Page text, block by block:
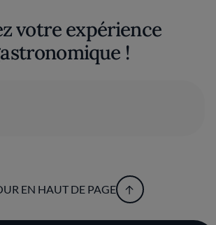
votre expérience
!
EN HAUT DE PAGE